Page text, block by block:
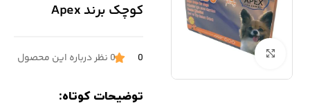
برای بزرگنمایی کلیک کنید
کوچک برند Apex
0 0 نظر درباره این محصول
توضیحات کوتاه: